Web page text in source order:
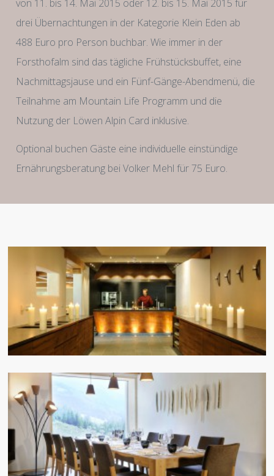
von 11. bis 14. Mai 2015 oder 12. bis 15. Mai 2015 für
drei Übernachtungen in der Kategorie Klein Eden ab
488 Euro pro Person buchbar. Wie immer in der
Forsthofalm sind das tägliche Frühstücksbuffet, eine
Nachmittagsjause und ein Fünf-Gänge-Abendmenü, die
Teilnahme am Mountain Life Programm und die
Nutzung der Löwen Alpin Card inklusive.
Optional buchen Gäste eine individuelle einstündige
Ernährungsberatung bei Volker Mehl für 75 Euro.